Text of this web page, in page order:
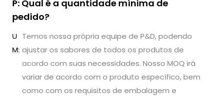
P: Qual é a quantidade mínima de
pedido?
U
M:
Temos nossa própria equipe de P&D, podendo
ajustar os sabores de todos os produtos de
acordo com suas necessidades. Nosso MOQ irá
variar de acordo com o produto específico, bem
como com os requisitos de embalagem e